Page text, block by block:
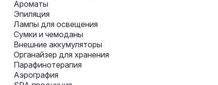
Ароматы
Эпиляция
Лампы для освещения
Сумки и чемоданы
Внешние аккумуляторы
Органайзер для хранения
Парафинотерапия
Аэрография